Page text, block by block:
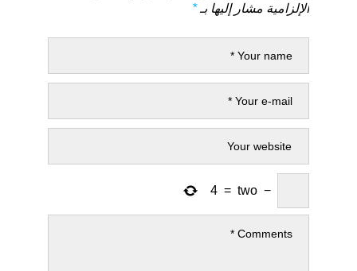
الإلزامية مشار إليها بـ*
−
two
=
4